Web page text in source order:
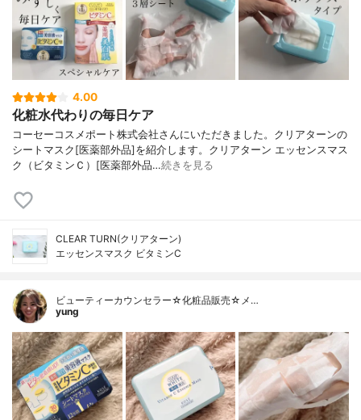
4.00
化粧水代わりの毎日ケア
コーセーコスメポート株式会社さんにいただきました。クリアターンの
シートマスク[医薬部外品]を紹介します。クリアターン エッセンスマス
ク（ビタミンＣ）[医薬部外品…続きを見る
CLEAR TURN(クリアターン)
エッセンスマスク ビタミンC
ビューティーカウンセラー☆化粧品販売☆メ…
yung